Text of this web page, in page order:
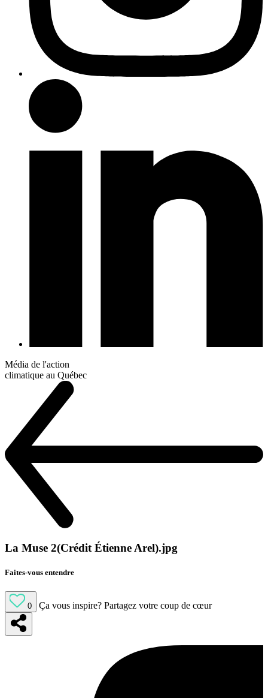
Média de l'action
climatique au Québec
La Muse 2(Crédit Étienne Arel).jpg
Faites-vous entendre
0 Ça vous inspire? Partagez votre coup de cœur